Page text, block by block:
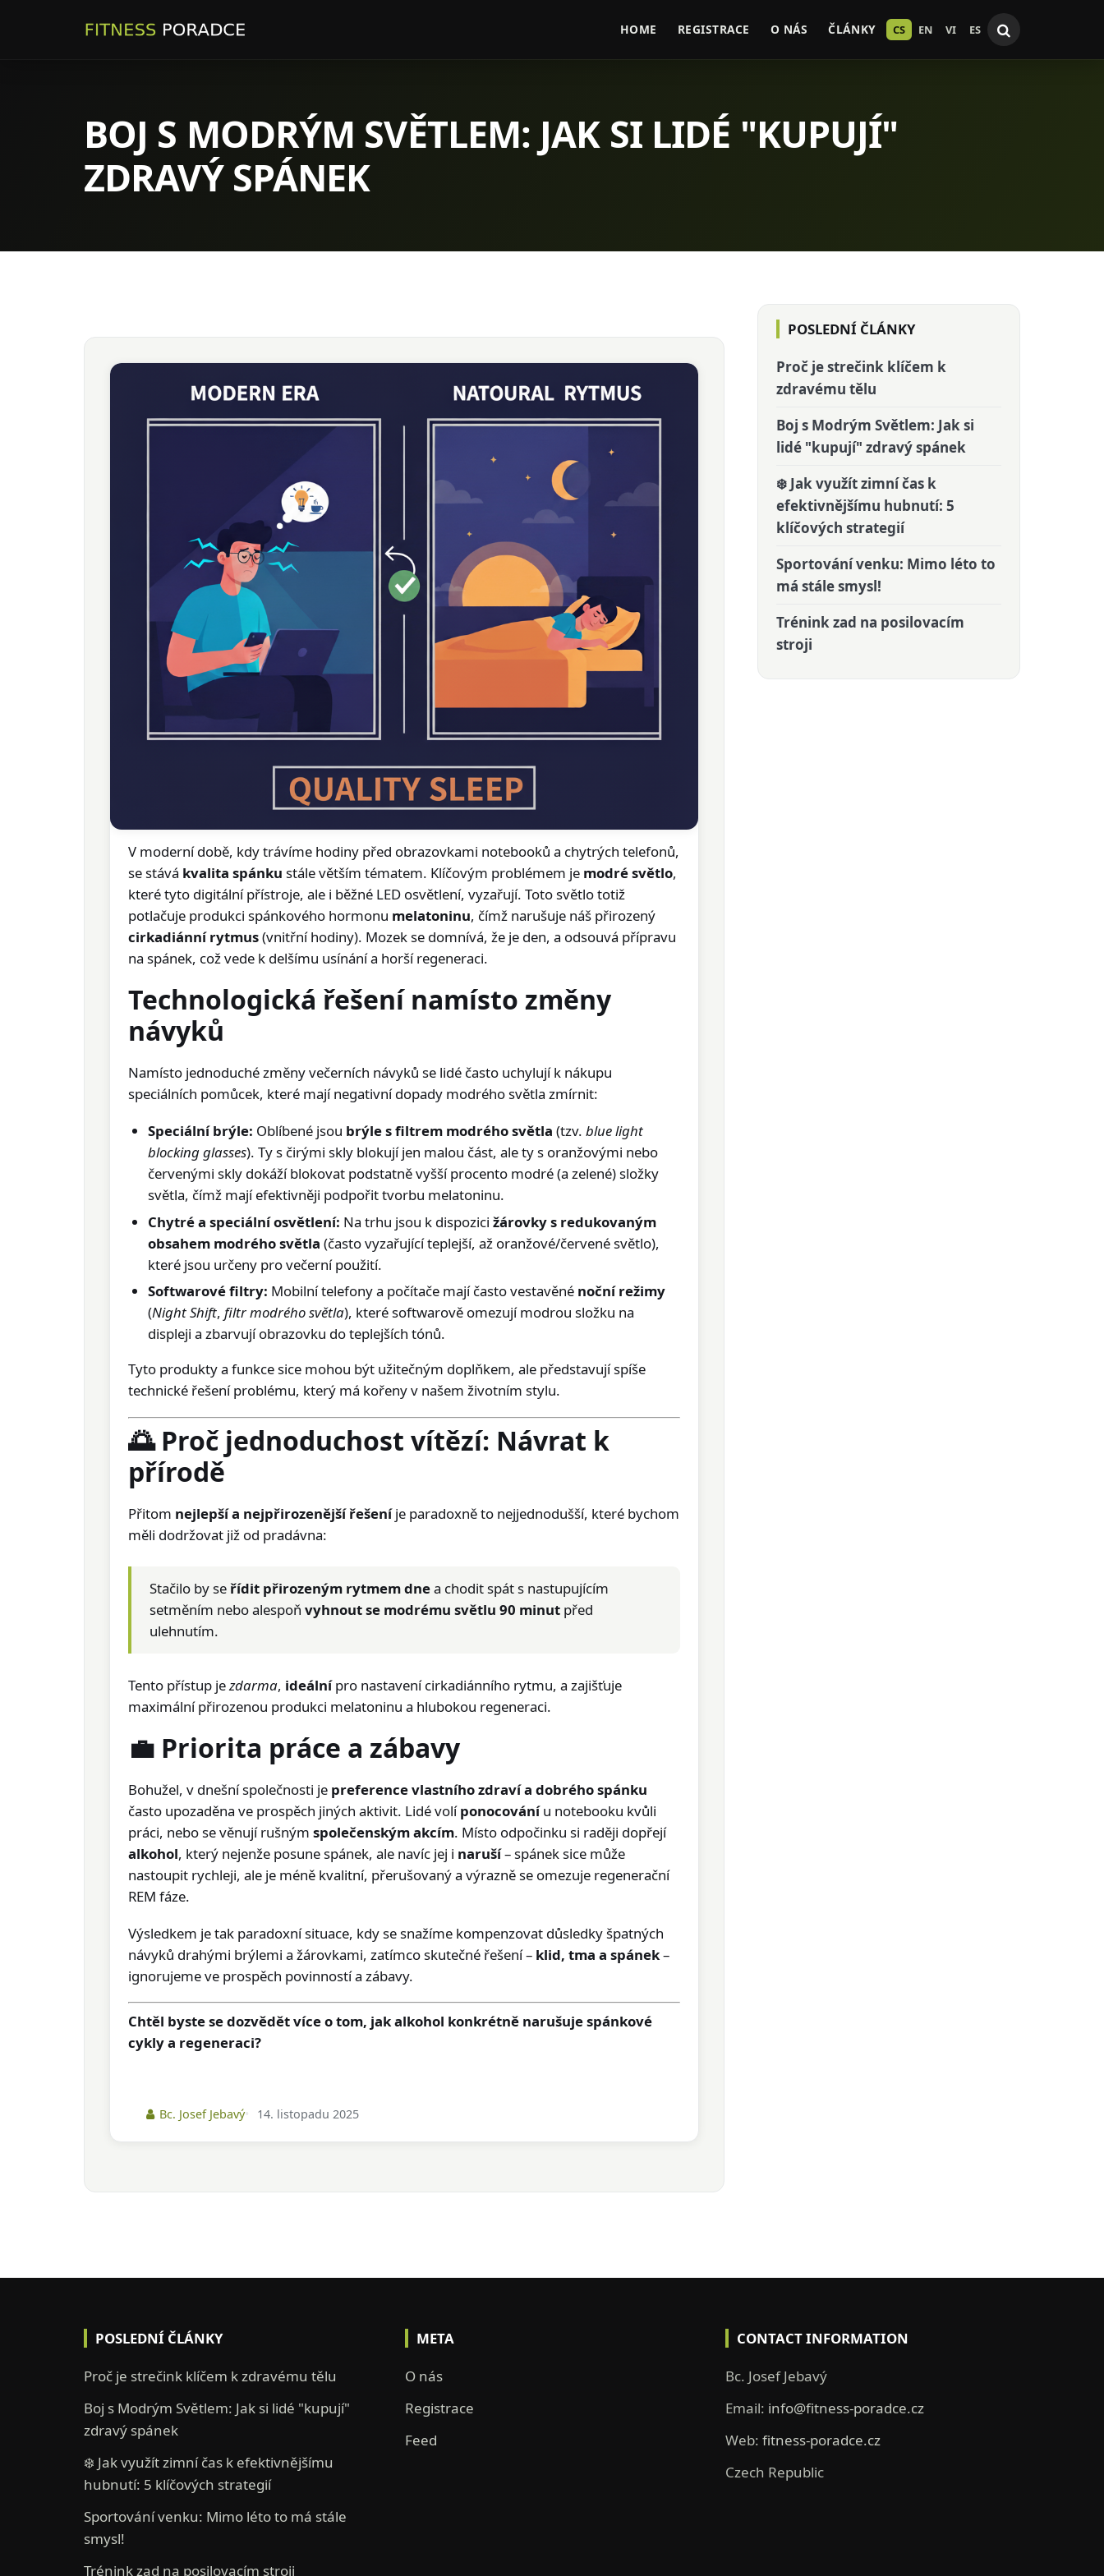
HOME REGISTRACE O NÁS ČLÁNKY CS EN VI ES
BOJ S MODRÝM SVĚTLEM: JAK SI LIDÉ "KUPUJÍ"
ZDRAVÝ SPÁNEK
V moderní době, kdy trávíme hodiny před obrazovkami notebooků a chytrých telefonů,
se stává kvalita spánku stále větším tématem. Klíčovým problémem je modré světlo,
které tyto digitální přístroje, ale i běžné LED osvětlení, vyzařují. Toto světlo totiž
potlačuje produkci spánkového hormonu melatoninu, čímž narušuje náš přirozený
cirkadiánní rytmus(vnitřní hodiny). Mozek se domnívá, že je den, a odsouvá přípravu
na spánek, což vede k delšímu usínání a horší regeneraci.
Technologická řešení namísto změny
návyků
Namísto jednoduché změny večerních návyků se lidé často uchylují k nákupu
speciálních pomůcek, které mají negativní dopady modrého světla zmírnit:
Speciální brýle: Oblíbené jsou brýle s filtrem modrého světla (tzv. blue light
blocking glasses). Ty s čirými skly blokují jen malou část, ale ty s oranžovými nebo
červenými skly dokáží blokovat podstatně vyšší procento modré (a zelené) složky
světla, čímž mají efektivněji podpořit tvorbu melatoninu.
Chytré a speciální osvětlení: Na trhu jsou k dispozici žárovky s redukovaným
obsahem modrého světla (často vyzařující teplejší, až oranžové/červené světlo),
které jsou určeny pro večerní použití.
Softwarové filtry: Mobilní telefony a počítače mají často vestavěné noční režimy
(Night Shift, filtr modrého světla), které softwarově omezují modrou složku na
displeji a zbarvují obrazovku do teplejších tónů.
Tyto produkty a funkce sice mohou být užitečným doplňkem, ale představují spíše
technické řešení problému, který má kořeny v našem životním stylu.
🌅 Proč jednoduchost vítězí: Návrat k
přírodě
Přitom nejlepší a nejpřirozenější řešeníje paradoxně to nejjednodušší, které bychom
měli dodržovat již od pradávna:
Stačilo by se řídit přirozeným rytmem dnea chodit spát s nastupujícím
setměním nebo alespoň vyhnout se modrému světlu 90 minut před
ulehnutím.
Tento přístup jezdarma, ideálnípro nastavení cirkadiánního rytmu, a zajišťuje
maximální přirozenou produkci melatoninu a hlubokou regeneraci.
💼 Priorita práce a zábavy
Bohužel, v dnešní společnosti je preference vlastního zdraví a dobrého spánku
často upozaděna ve prospěch jiných aktivit. Lidé volíponocováníu notebooku kvůli
práci, nebo se věnují rušným společenským akcím. Místo odpočinku si raději dopřejí
alkohol, který nejenže posune spánek, ale navíc jej i naruší– spánek sice může
nastoupit rychleji, ale je méně kvalitní, přerušovaný a výrazně se omezuje regenerační
REM fáze.
Výsledkem je tak paradoxní situace, kdy se snažíme kompenzovat důsledky špatných
návyků drahými brýlemi a žárovkami, zatímco skutečné řešení – klid, tma a spánek–
ignorujeme ve prospěch povinností a zábavy.
Chtěl byste se dozvědět více o tom, jak alkohol konkrétně narušuje spánkové
cykly a regeneraci?
Bc. Josef Jebavý 14. listopadu 2025
POSLEDNÍ ČLÁNKY
Proč je strečink klíčem k
zdravému tělu
Boj s Modrým Světlem: Jak si
lidé "kupují" zdravý spánek
❄️ Jak využít zimní čas k
efektivnějšímu hubnutí: 5
klíčových strategií
Sportování venku: Mimo léto to
má stále smysl!
Trénink zad na posilovacím
stroji
POSLEDNÍ ČLÁNKY
Proč je strečink klíčem k zdravému tělu
Boj s Modrým Světlem: Jak si lidé "kupují"
zdravý spánek
❄️ Jak využít zimní čas k efektivnějšímu
hubnutí: 5 klíčových strategií
Sportování venku: Mimo léto to má stále
smysl!
Trénink zad na posilovacím stroji
META
O nás
Registrace
Feed
CONTACT INFORMATION
Bc. Josef Jebavý
Email: info@fitness-poradce.cz
Web:fitness-poradce.cz
Czech Republic